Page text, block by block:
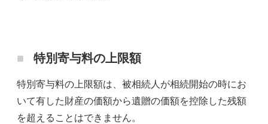
特別寄与料の上限額
特別寄与料の上限額は、被相続人が相続開始の時にお
いて有した財産の価額から遺贈の価額を控除した残額
を超えることはできません。